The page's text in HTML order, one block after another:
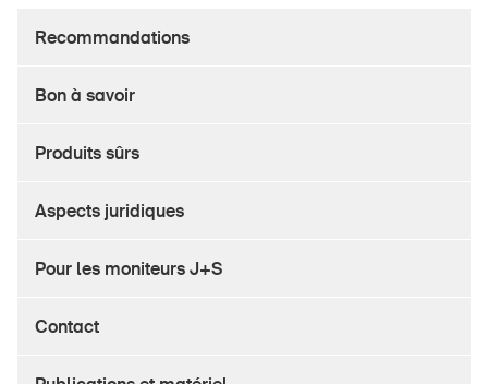
Sinus Plus
Cours et événements
Recommandations
Bon à savoir
Produits sûrs
Aspects juridiques
Pour les moniteurs J+S
Contact